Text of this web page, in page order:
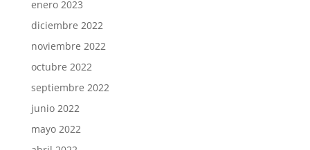
enero 2023
diciembre 2022
noviembre 2022
octubre 2022
septiembre 2022
junio 2022
mayo 2022